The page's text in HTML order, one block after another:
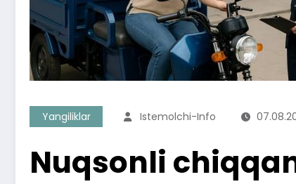
Yangiliklar Istemolchi-Info
Nuqsonli